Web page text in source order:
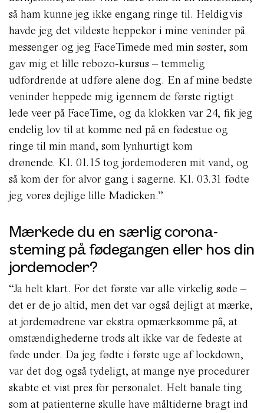
så ham kunne jeg ikke engang ringe til. Heldigvis
havde jeg det vildeste heppekor i mine veninder på
messenger og jeg FaceTimede med min søster, som
gav mig et lille rebozo-kursus – temmelig
udfordrende at udføre alene dog. En af mine bedste
veninder heppede mig igennem de første rigtigt
lede veer på FaceTime, og da klokken var 24, fik jeg
endelig lov til at komme ned på en fødestue og
ringe til min mand, som lynhurtigt kom
drønende. Kl. 01.15 tog jordemoderen mit vand, og
så kom der for alvor gang i sagerne. Kl. 03.31 fødte
jeg vores dejlige lille Madicken.”
Mærkede du en særlig corona-
steming på fødegangen eller hos din
jordemoder?
“Ja helt klart. For det første var alle virkelig søde –
det er de jo altid, men det var også dejligt at mærke,
at jordemødrene var ekstra opmærksomme på, at
omstændighederne trods alt ikke var de fedeste at
føde under. Da jeg fødte i første uge af lockdown,
var det dog også tydeligt, at mange nye procedurer
skabte et vist pres for personalet. Helt banale ting
som at patienterne skulle have måltiderne bragt ind